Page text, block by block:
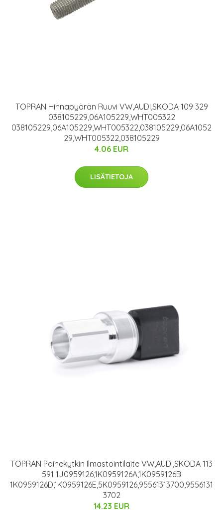
TOPRAN Hihnapyörän Ruuvi VW,AUDI,SKODA 109 329
038105229,06A105229,WHT005322
038105229,06A105229,WHT005322,038105229,06A1052
29,WHT005322,038105229
4.06 EUR
LISÄTIETOJA
TOPRAN Painekytkin Ilmastointilaite VW,AUDI,SKODA 113
591 1J0959126,1K0959126A,1K0959126B
1K0959126D,1K0959126E,5K0959126,95561313700,9556131
3702
14.23 EUR